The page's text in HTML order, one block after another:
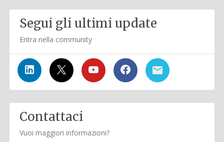
Segui gli ultimi update
Entra nella community
Contattaci
Vuoi maggiori informazioni?